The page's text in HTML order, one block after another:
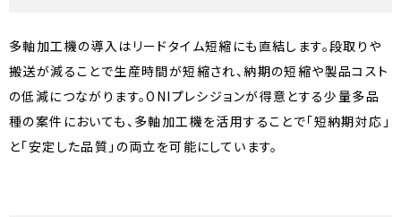
多軸加工機の導入はリードタイム短縮にも直結します。段取りや
搬送が減ることで生産時間が短縮され、納期の短縮や製品コスト
の低減につながります。ONIプレシジョンが得意とする少量多品
種の案件においても、多軸加工機を活用することで「短納期対応」
と「安定した品質」の両立を可能にしています。